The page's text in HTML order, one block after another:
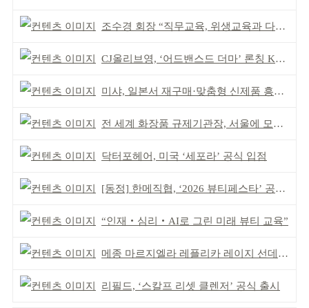
조수경 회장 “직무교육, 위생교육과 다르다”
CJ올리브영, ‘어드밴스드 더마’ 론칭 K더마 육성 박차
미샤, 일본서 재구매·맞춤형 신제품 흥행 ‘쌍끌이’
전 세계 화장품 규제기관장, 서울에 모인다
닥터포헤어, 미국 ‘세포라’ 공식 입점
[동정] 한메직협, ‘2026 뷰티페스타’ 공동 주최
“인재‧심리‧AI로 그린 미래 뷰티 교육”
메종 마르지엘라 레플리카 레이지 선데이 모닝 디퓨저
리필드, ‘스칼프 리셋 클렌저’ 공식 출시